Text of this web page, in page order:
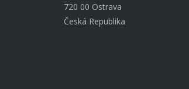
720 00 Ostrava
Česká Republika